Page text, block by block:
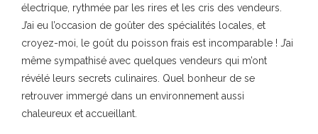
électrique, rythmée par les rires et les cris des vendeurs.
J’ai eu l’occasion de goûter des spécialités locales, et
croyez-moi, le goût du poisson frais est incomparable ! J’ai
même sympathisé avec quelques vendeurs qui m’ont
révélé leurs secrets culinaires. Quel bonheur de se
retrouver immergé dans un environnement aussi
chaleureux et accueillant.